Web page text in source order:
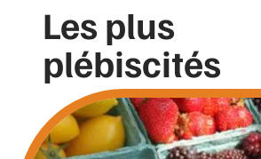
Les plus
plébiscités